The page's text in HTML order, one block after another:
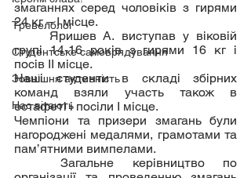
Тревелблог
Студентське самоврядування
Зовнішня активність
Нас вітають
змаганнях серед чоловіків з гирями
24 кг – І місце.
	Яришев А. виступав у віковій
групі 14-16 років з гирями 16 кг і
посів ІІ місце.
Наші студенти в складі збірних
команд взяли участь також в
естафеті і посіли І місце.
Чемпіони та призери змагань були
нагороджені медалями, грамотами та
пам’ятними вимпелами.
	Загальне керівництво по